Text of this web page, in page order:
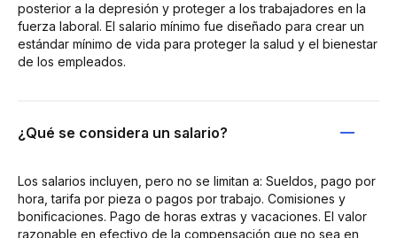
posterior a la depresión y proteger a los trabajadores en la
fuerza laboral. El salario mínimo fue diseñado para crear un
estándar mínimo de vida para proteger la salud y el bienestar
de los empleados.
¿Qué se considera un salario?
Los salarios incluyen, pero no se limitan a: Sueldos, pago por
hora, tarifa por pieza o pagos por trabajo. Comisiones y
bonificaciones. Pago de horas extras y vacaciones. El valor
razonable en efectivo de la compensación que no sea en